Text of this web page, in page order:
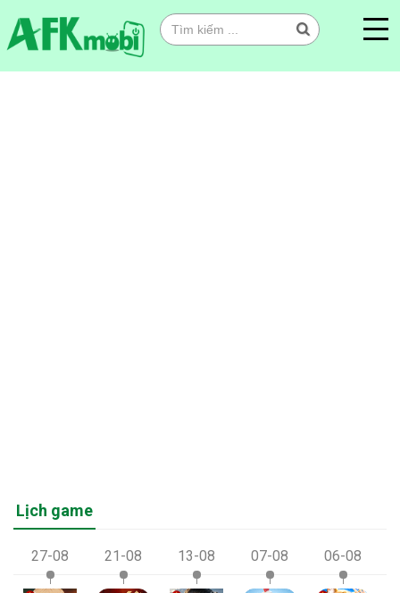
Lịch game
27-08 21-08 13-08 07-08 06-08